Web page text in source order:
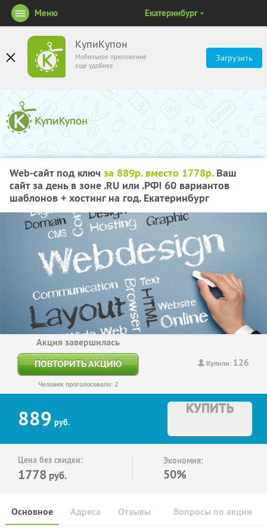
КупиКупон
Мобильное приложение
ещё удобнее
Загрузить
Меню Екатеринбург
Web-сайт под ключ за 889р. вместо 1778р.Ваш
сайт за день в зоне .RU или .РФ! 60 вариантов
шаблонов + хостинг на год. Екатеринбург
Купили: 126
Акция завершилась
ПОВТОРИТЬ АКЦИЮ
Человек проголосовало: 2
889 руб.
КУПИТЬ
Цена без скидки:
1778 руб.
Экономия:
50%
Основное Отзывы Вопросы по акции
Адреса